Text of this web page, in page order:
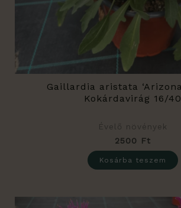
Gaillardia aristata
Kokárdavirág 16/40
Évelő növények
2500 Ft
Kosárba teszem